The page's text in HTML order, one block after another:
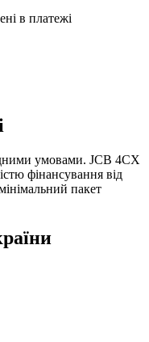
в платежі
умовами. JCB 4CX
фінансування від
пакет